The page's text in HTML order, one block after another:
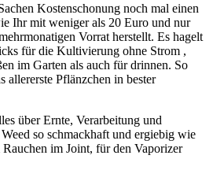
Kostenschonung noch mal einen
Ihr mit weniger als 20 Euro und nur
Vorrat herstellt. Es hagelt
für die Kultivierung ohne Strom ,
im Garten als auch für drinnen. So
allererste Pflänzchen in bester
überErnte, Verarbeitung und
so schmackhaft und ergiebig wie
im Joint, für den Vaporizer